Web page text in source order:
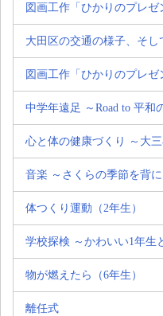
図画工作「ひかりのプレゼ
大田区の交通の様子、そし
図画工作「ひかりのプレゼ
中学年遠足 ～Road to 平和
心と体の健康づくり ～大
音楽 ～さくらの季節を背に
体つくり運動（2年生）
学校探検 ～かわいい1年生
物が燃えたら（6年生）
離任式